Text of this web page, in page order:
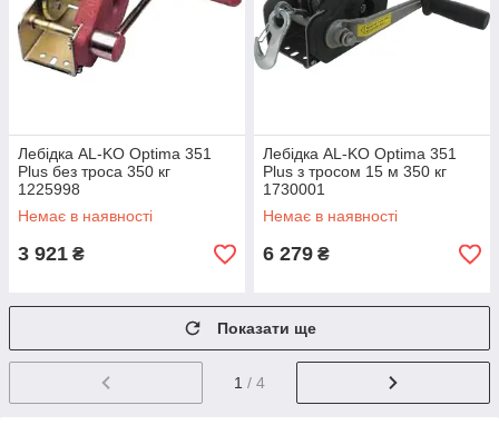
Лебідка AL-KO Optima 351
Plus без троса 350 кг
1225998
Немає в наявності
3 921 ₴
Лебідка AL-KO Optima 351
Plus з тросом 15 м 350 кг
1730001
Немає в наявності
6 279 ₴
Показати ще
1 / 4